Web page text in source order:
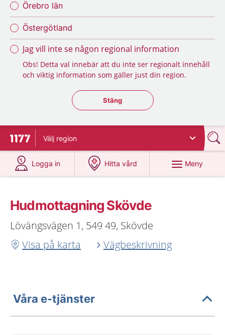
Örebro län
Östergötland
Jag vill inte se någon regional information
Obs! Detta val innebär att du inte ser regionalt innehåll
och viktig information som gäller just din region.
Stäng regionsväljaren
Stäng
Till startsidan för 1177
Välj region
Logga in
på 1177.se
Hitta vård
på 1177.se
Meny
Hudmottagning Skövde
Lövängsvägen 1, 549 49, Skövde
Visa på karta
Vägbeskrivning
Våra e-tjänster